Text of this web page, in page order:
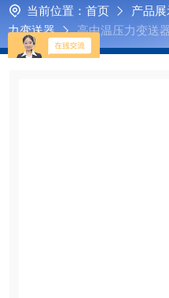
当前位置： 首页 产品
力变送器
高中温压力变送